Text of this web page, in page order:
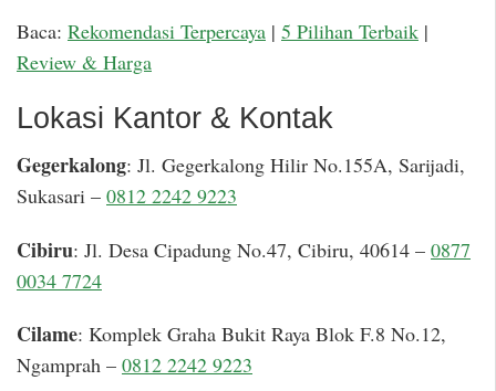
Baca: Rekomendasi Terpercaya | 5 Pilihan Terbaik |
Review & Harga
Lokasi Kantor & Kontak
Gegerkalong: Jl. Gegerkalong Hilir No.155A, Sarijadi,
Sukasari – 0812 2242 9223
Cibiru: Jl. Desa Cipadung No.47, Cibiru, 40614 – 0877
0034 7724
Cilame: Komplek Graha Bukit Raya Blok F.8 No.12,
Ngamprah – 0812 2242 9223